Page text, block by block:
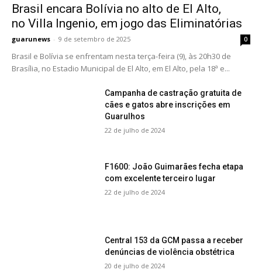
Brasil encara Bolívia no alto de El Alto,
no Villa Ingenio, em jogo das Eliminatórias
guarunews - 9 de setembro de 2025 0
Brasil e Bolívia se enfrentam nesta terça-feira (9), às 20h30 de
Brasília, no Estadio Municipal de El Alto, em El Alto, pela 18ª e...
Campanha de castração gratuita de
cães e gatos abre inscrições em
Guarulhos
22 de julho de 2024
F1600: João Guimarães fecha etapa
com excelente terceiro lugar
22 de julho de 2024
Central 153 da GCM passa a receber
denúncias de violência obstétrica
20 de julho de 2024